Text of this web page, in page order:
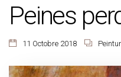
Peines
11 Octobre 2018